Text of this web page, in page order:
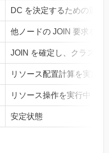
DC を決定するための選挙
他ノードの JOIN 要求を受
JOIN を確定し、クラスタ
リソース配置計算を実施中
リソース操作を実行中
安定状態